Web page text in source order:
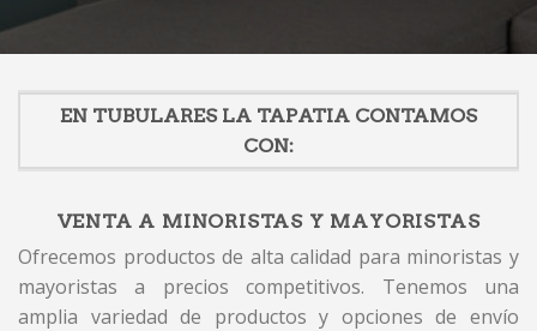
EN TUBULARES LA TAPATIA CONTAMOS
CON:
VENTA A MINORISTAS Y MAYORISTAS
Ofrecemos productos de alta calidad para minoristas y
mayoristas a precios competitivos. Tenemos una
amplia variedad de productos y opciones de envío